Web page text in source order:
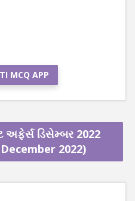
MCQ APP
અફેર્સ ડિસેમ્બર 2022
2022)